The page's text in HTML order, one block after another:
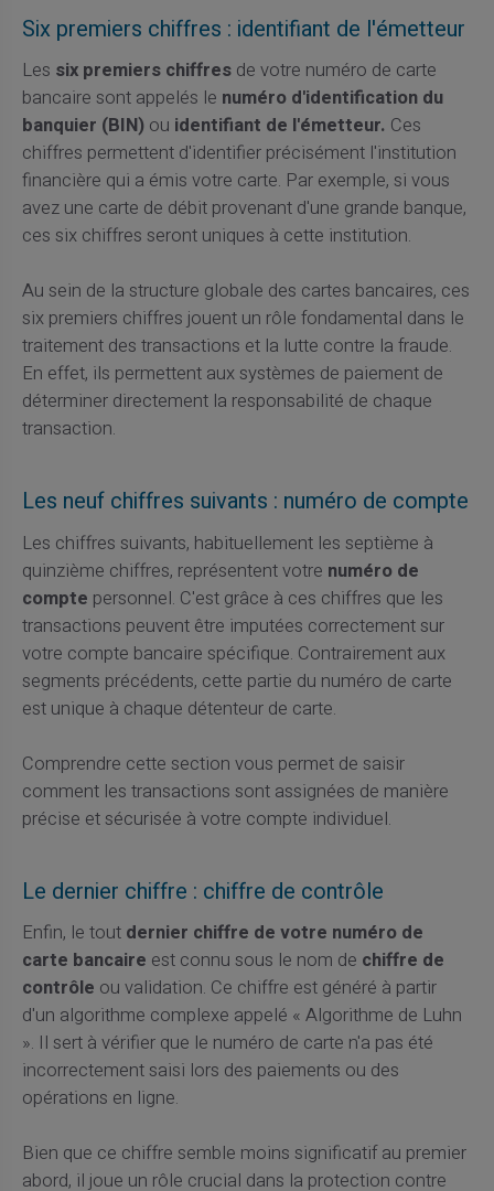
Six premiers chiffres : identifiant de l'émetteur
Les six premiers chiffresde votre numéro de carte
bancaire sont appelés le numéro d'identification du
banquier (BIN)ou identifiant de l'émetteur. Ces
chiffres permettent d'identifier précisément l'institution
financière qui a émis votre carte. Par exemple, si vous
avez une carte de débit provenant d'une grande banque,
ces six chiffres seront uniques à cette institution.
Au sein de la structure globale des cartes bancaires, ces
six premiers chiffres jouent un rôle fondamental dans le
traitement des transactions et la lutte contre la fraude.
En effet, ils permettent aux systèmes de paiement de
déterminer directement la responsabilité de chaque
transaction.
Les neuf chiffres suivants : numéro de compte
Les chiffres suivants, habituellement les septième à
quinzième chiffres, représentent votre numéro de
compte personnel. C'est grâce à ces chiffres que les
transactions peuvent être imputées correctement sur
votre compte bancaire spécifique. Contrairement aux
segments précédents, cette partie du numéro de carte
est unique à chaque détenteur de carte.
Comprendre cette section vous permet de saisir
comment les transactions sont assignées de manière
précise et sécurisée à votre compte individuel.
Le dernier chiffre : chiffre de contrôle
Enfin, le tout dernier chiffre de votre numéro de
carte bancaire est connu sous le nom de chiffre de
contrôle ou validation. Ce chiffre est généré à partir
d'un algorithme complexe appelé « Algorithme de Luhn
». Il sert à vérifier que le numéro de carte n'a pas été
incorrectement saisi lors des paiements ou des
opérations en ligne.
Bien que ce chiffre semble moins significatif au premier
abord, il joue un rôle crucial dans la protection contre